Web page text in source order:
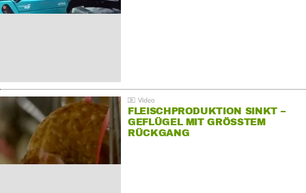
FLEISCHPRODUKTION SINKT –
GEFLÜGEL MIT GRÖSSTEM R
ÜCKGANG